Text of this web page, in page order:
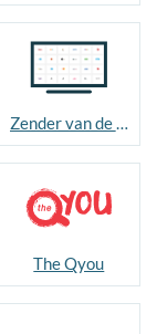
Zender van de maand
The Qyou